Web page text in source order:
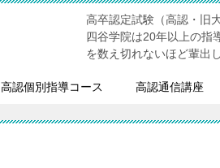
高卒認定試験（高認・旧
四谷学院は20年以上の指
を数え切れないほど輩出
高認個別指導コース 高認通信講座